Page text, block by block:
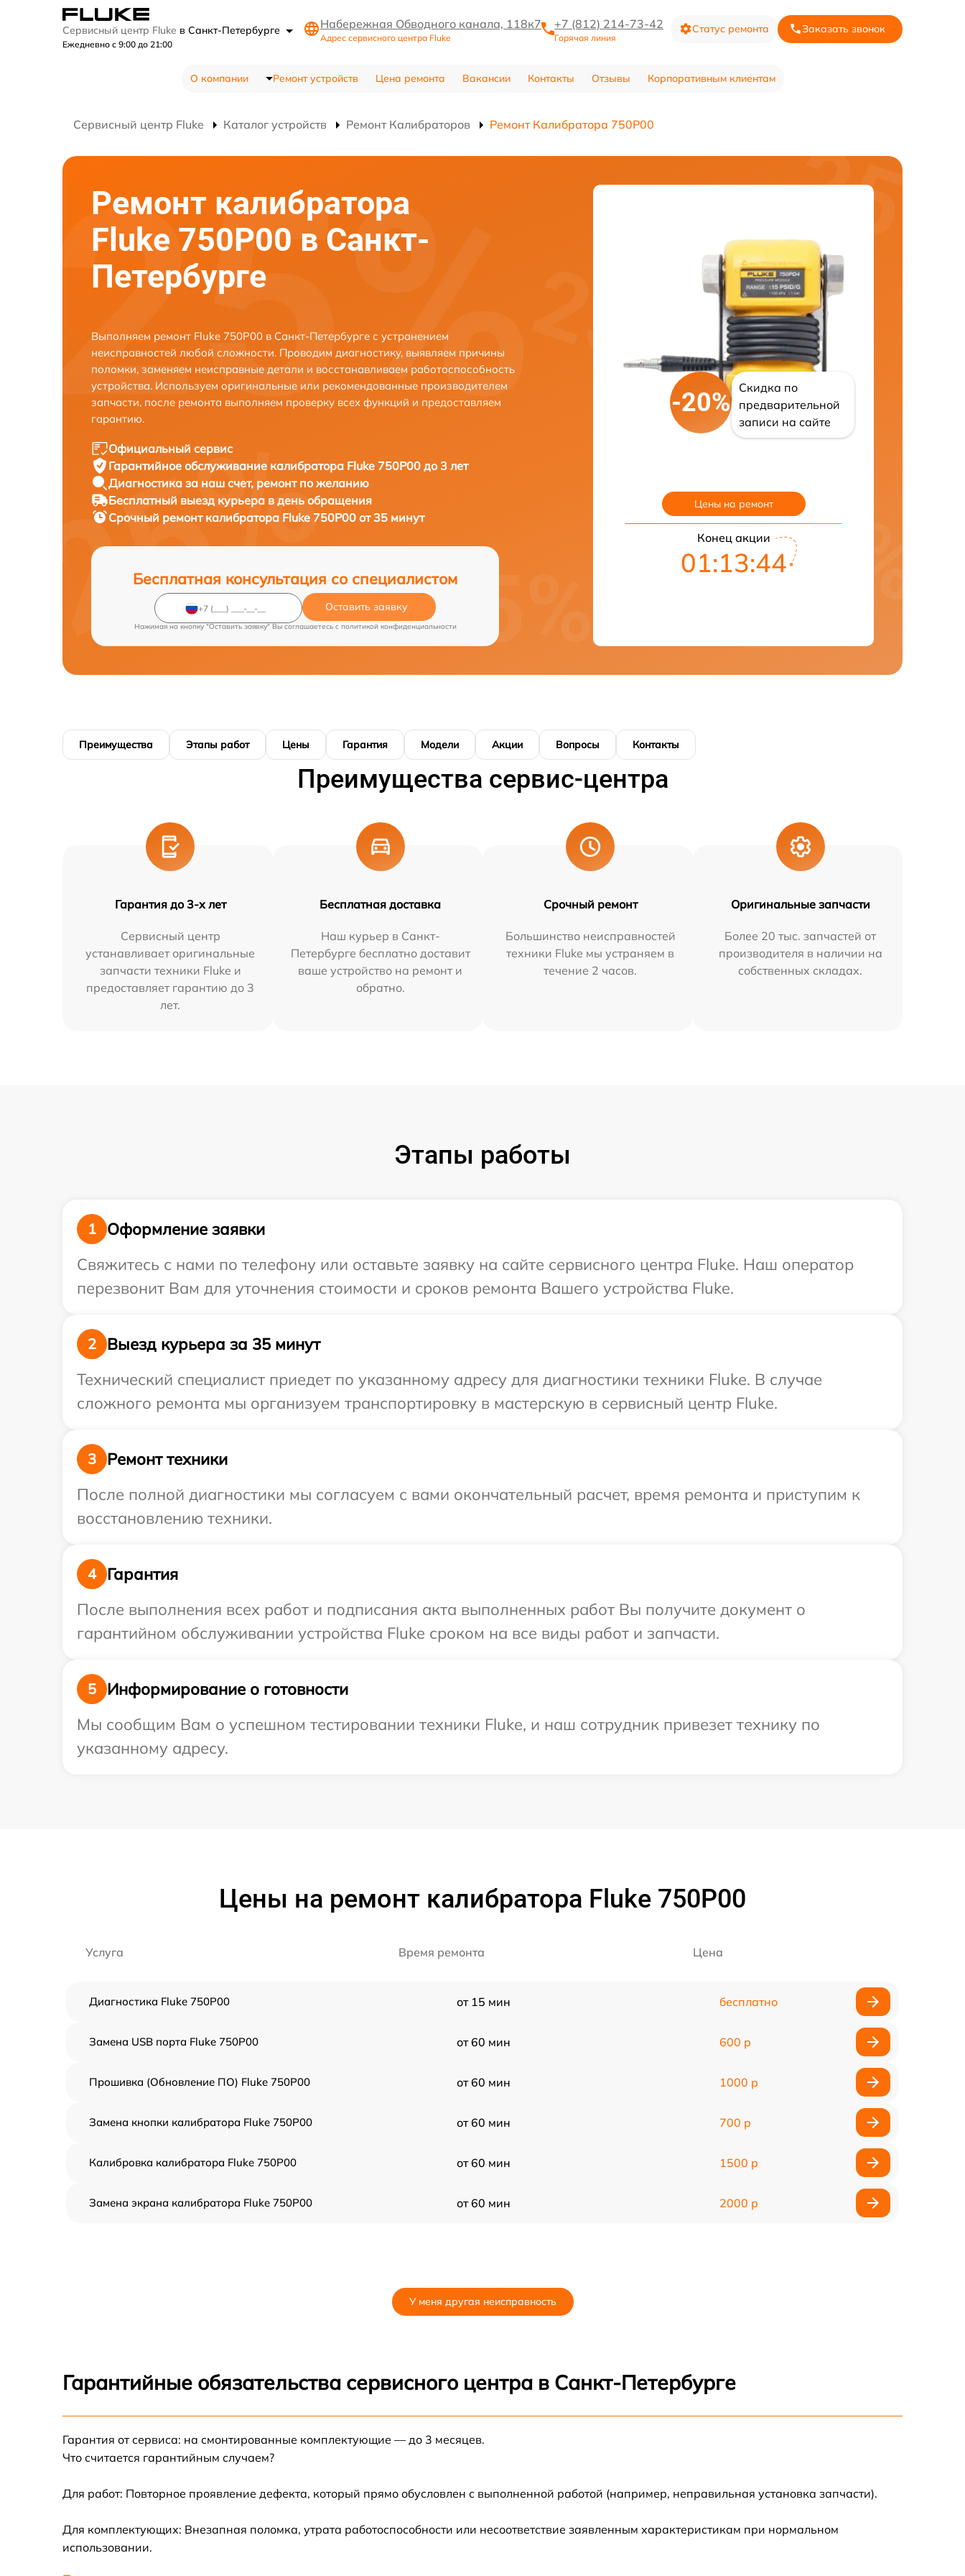
Сервисный центр Fluke в Санкт-Петербурге
Ежедневно с 9:00 до 21:00
Набережная Обводного канала, 118к7
Адрес сервисного центра Fluke
+7 (812) 214-73-42
Горячая линия
Статус ремонта Заказать звонок
О компании Ремонт устройств Цена ремонта Вакансии Контакты Отзывы Корпоративным клиентам
Сервисный центр Fluke Каталог устройств Ремонт Калибраторов Ремонт Калибратора 750P00
Ремонт калибратора
Fluke 750P00 в Санкт-
Петербурге
Выполняем ремонт Fluke 750P00 в Санкт-Петербурге с устранением
неисправностей любой сложности. Проводим диагностику, выявляем причины
поломки, заменяем неисправные детали и восстанавливаем работоспособность
устройства. Используем оригинальные или рекомендованные производителем
запчасти, после ремонта выполняем проверку всех функций и предоставляем
гарантию.
Официальный сервис
Гарантийное обслуживание калибратора Fluke 750P00 до 3 лет
Диагностика за наш счет, ремонт по желанию
Бесплатный выезд курьера в день обращения
Срочный ремонт калибратора Fluke 750P00 от 35 минут
Бесплатная консультация со специалистом
Оставить заявку
Нажимая на кнопку "Оставить заявку" Вы соглашаетесь c политикой конфиденциальности
-20%
Скидка по
предварительной
записи на сайте
Цены на ремонт
Конец акции
01:13:43
Преимущества Этапы работ Цены Гарантия Модели Акции Вопросы Контакты
Преимущества сервис-центра
Гарантия до 3-х лет
Сервисный центр
устанавливает оригинальные
запчасти техники Fluke и
предоставляет гарантию до 3
лет.
Бесплатная доставка
Наш курьер в Санкт-
Петербурге бесплатно доставит
ваше устройство на ремонт и
обратно.
Срочный ремонт
Большинство неисправностей
техники Fluke мы устраняем в
течение 2 часов.
Оригинальные запчасти
Более 20 тыс. запчастей от
производителя в наличии на
собственных складах.
Этапы работы
1
Оформление заявки
Свяжитесь с нами по телефону или оставьте заявку на сайте сервисного центра Fluke. Наш оператор
перезвонит Вам для уточнения стоимости и сроков ремонта Вашего устройства Fluke.
2
Выезд курьера за 35 минут
Технический специалист приедет по указанному адресу для диагностики техники Fluke. В случае
сложного ремонта мы организуем транспортировку в мастерскую в сервисный центр Fluke.
3
Ремонт техники
После полной диагностики мы согласуем с вами окончательный расчет, время ремонта и приступим к
восстановлению техники.
4
Гарантия
После выполнения всех работ и подписания акта выполненных работ Вы получите документ о
гарантийном обслуживании устройства Fluke сроком на все виды работ и запчасти.
5
Информирование о готовности
Мы сообщим Вам о успешном тестировании техники Fluke, и наш сотрудник привезет технику по
указанному адресу.
Цены на ремонт калибратора Fluke 750P00
Услуга Время ремонта Цена
Диагностика Fluke 750P00 от 15 мин бесплатно
Замена USB порта Fluke 750P00 от 60 мин 600 р
Прошивка (Обновление ПО) Fluke 750P00 от 60 мин 1000 р
Замена кнопки калибратора Fluke 750P00 от 60 мин 700 р
Калибровка калибратора Fluke 750P00 от 60 мин 1500 р
Замена экрана калибратора Fluke 750P00 от 60 мин 2000 р
У меня другая неисправность
Гарантийные обязательства сервисного центра в Санкт-Петербурге
Гарантия от сервиса: на смонтированные комплектующие — до 3 месяцев.
Что считается гарантийным случаем?
Для работ: Повторное проявление дефекта, который прямо обусловлен с выполненной работой (например, неправильная установка запчасти).
Для комплектующих: Внезапная поломка, утрата работоспособности или несоответствие заявленным характеристикам при нормальном
использовании.